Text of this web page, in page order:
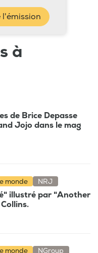
l'émission
à
de Brice Depasse
Jojo dans le mag
monde NRJ
illustré par "Another
monde NGroup